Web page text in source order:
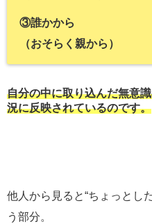
③誰かから
（おそらく親から）
自分の中に取り込んだ無意
況に反映されているのです。
他人から見ると“ちょっとし
う部分。